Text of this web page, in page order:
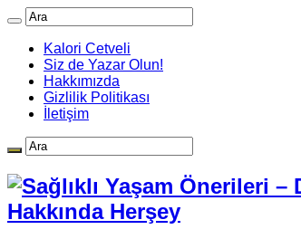
Kalori Cetveli
Siz de Yazar Olun!
Hakkımızda
Gizlilik Politikası
İletişim
Hakkında Herşey